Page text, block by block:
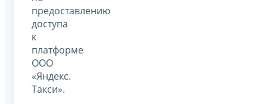
предоставлению
доступа
к
платформе
ООО
«Яндекс.
Такси».